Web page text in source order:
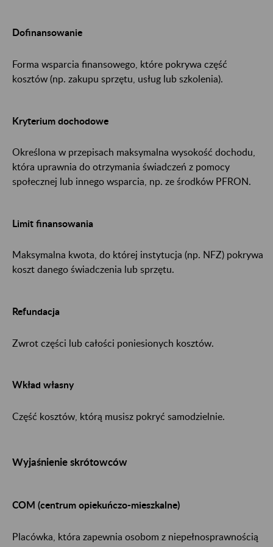
Dofinansowanie
Forma wsparcia finansowego, które pokrywa część
kosztów (np. zakupu sprzętu, usług lub szkolenia).
Kryterium dochodowe
Określona w przepisach maksymalna wysokość dochodu,
która uprawnia do otrzymania świadczeń z pomocy
społecznej lub innego wsparcia, np. ze środków PFRON.
Limit finansowania
Maksymalna kwota, do której instytucja (np. NFZ) pokrywa
koszt danego świadczenia lub sprzętu.
Refundacja
Zwrot części lub całości poniesionych kosztów.
Wkład własny
Część kosztów, którą musisz pokryć samodzielnie.
Wyjaśnienie skrótowców
COM (centrum opiekuńczo-mieszkalne)
Placówka, która zapewnia osobom z niepełnosprawnością